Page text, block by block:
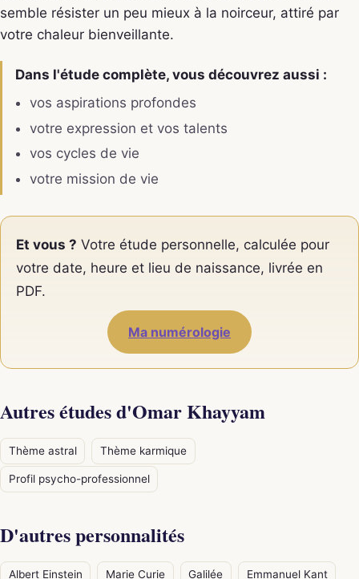
semble résister un peu mieux à la noirceur, attiré par
votre chaleur bienveillante.
Dans l'étude complète, vous découvrez aussi :
vos aspirations profondes
votre expression et vos talents
vos cycles de vie
votre mission de vie
Et vous ? Votre étude personnelle, calculée pour
votre date, heure et lieu de naissance, livrée en
PDF.
Ma numérologie
Autres études d'Omar Khayyam
Thème astral Thème karmique
Profil psycho-professionnel
D'autres personnalités
Albert Einstein Marie Curie Galilée Emmanuel Kant